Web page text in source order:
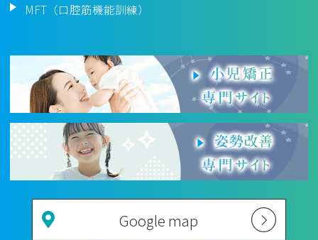
MFT（口腔筋機能訓練）
Google map